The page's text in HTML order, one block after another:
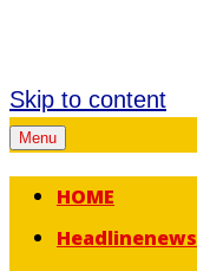
Skip to content
Menu
HOME
Headlinenews